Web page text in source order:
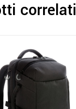
correlati